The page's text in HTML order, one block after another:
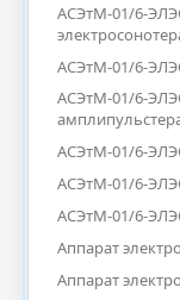
АСЭтМ-01/6-
АСЭтМ-01/6-
АСЭтМ-01/6-
АСЭтМ-01/6-
АСЭтМ-01/6-
АСЭтМ-01/6-
Аппарат
Аппарат